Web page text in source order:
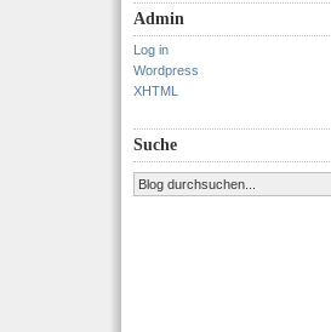
Admin
Log in
Wordpress
XHTML
Suche